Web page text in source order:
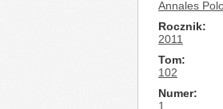
Annales
Rocznik
2011
Tom
102
Numer
1